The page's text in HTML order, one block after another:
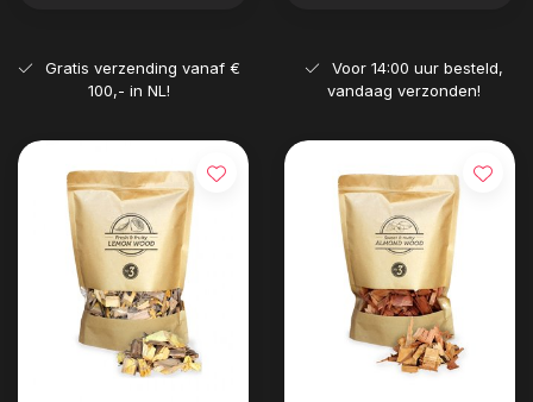
Gratis verzending vanaf €
100,- in NL!
Voor 14:00 uur besteld,
vandaag verzonden!